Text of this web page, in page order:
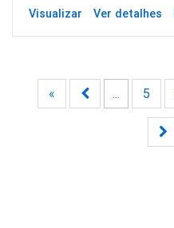
Visualizar Ver detalhes
« ... 5